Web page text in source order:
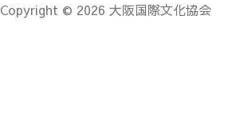
Copyright © 2026 大阪国際文化協会